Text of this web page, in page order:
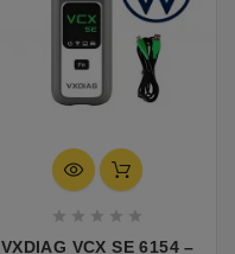
    
VXDIAG VCX SE 6154 –